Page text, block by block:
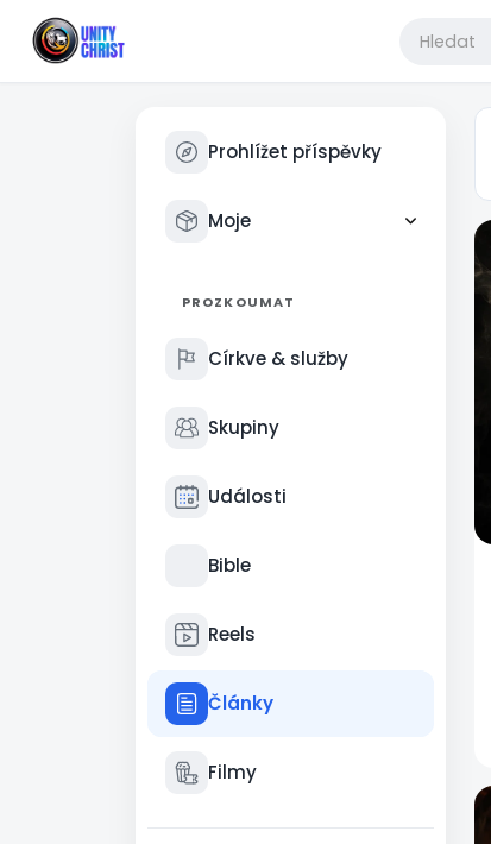
Prohlížet příspěvky
Moje
PROZKOUMAT
Církve & služby
Skupiny
Události
Bible
Reels
Články
Filmy